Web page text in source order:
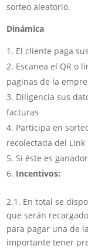
sorteo aleatorio.
Dinámica
El cliente paga
Escanea el QR o
paginas de la
Diligencia sus
facturas
Participa en
recolectada del Link
Si éste es
Incentivos:
2.1. En total se
que serán
para pagar una de
importante tener